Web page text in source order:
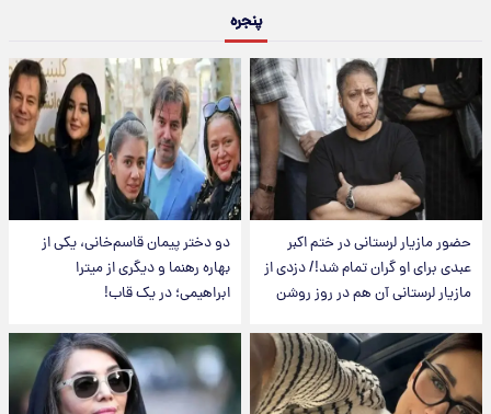
پنجره
حضور مازیار لرستانی در ختم اکبر
عبدی برای او گران تمام شد!/ دزدی از
مازیار لرستانی آن هم در روز روشن
دو دختر پیمان قاسم‌خانی، یکی از
بهاره رهنما و دیگری از میترا
ابراهیمی؛ در یک قاب!